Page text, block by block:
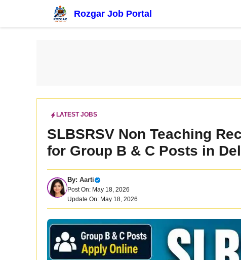
content
Rozgar Job Portal
LATEST JOBS
SLBSRSV Non Teaching
for Group B & C Posts in
By: Aarti
Post On: May 18, 2026
Update On: May 18, 2026